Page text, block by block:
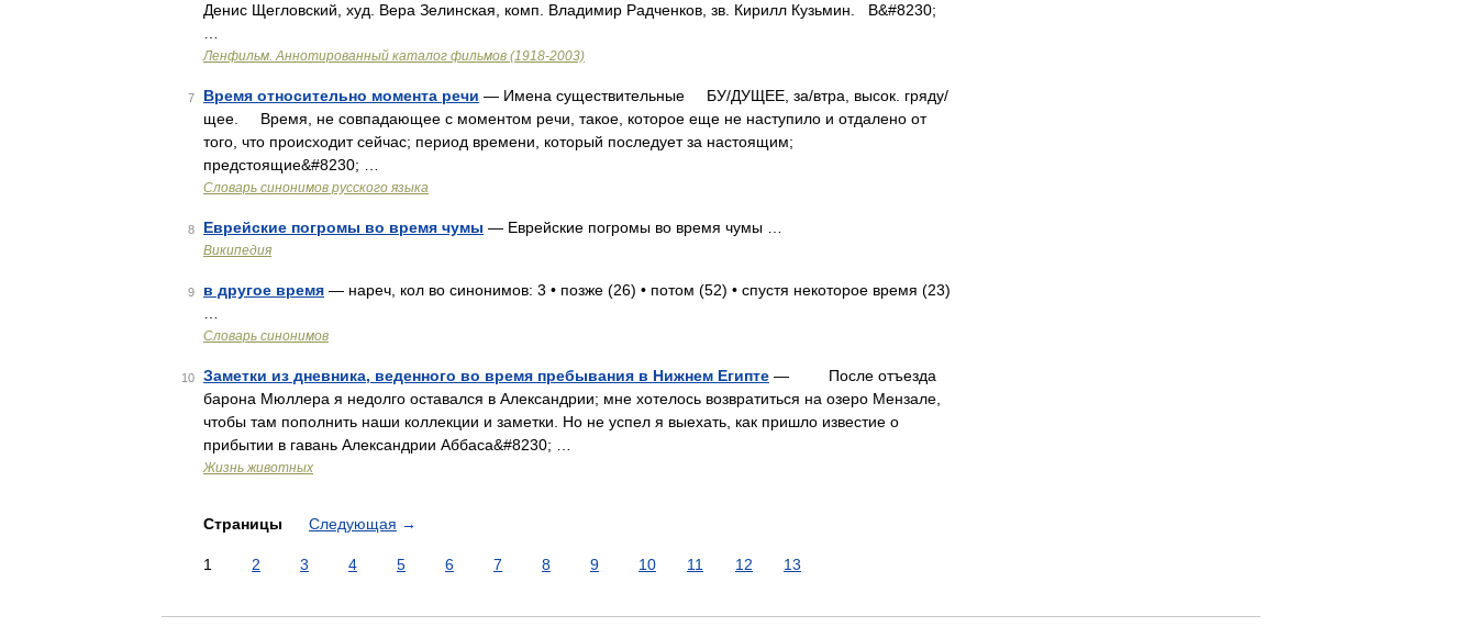
Денис Щегловский, худ. Вера Зелинская, комп. Владимир Радченков, зв. Кирилл Кузьмин. В&#8230;
Ленфильм. Аннотированный каталог фильмов (1918-2003)
7 Время относительно момента речи — Имена существительные БУ/ДУЩЕЕ, за/втра, высок. гряду/
щее. Время, не совпадающее с моментом речи, такое, которое еще не наступило и отдалено от
того, что происходит сейчас; период времени, который последует за настоящим;
предстоящие&#8230; …
Словарь синонимов русского языка
8 Еврейские погромы во время чумы — Еврейские погромы во время чумы …
Википедия
9 в другое время — нареч, кол во синонимов: 3 • позже (26) • потом (52) • спустя некоторое время (23)
Словарь синонимов
10 Заметки из дневника, веденного во время пребывания в Нижнем Египте — После отъезда
барона Мюллера я недолго оставался в Александрии; мне хотелось возвратиться на озеро Мензале,
чтобы там пополнить наши коллекции и заметки. Но не успел я выехать, как пришло известие о
прибытии в гавань Александрии Аббаса&#8230; …
Жизнь животных
Страницы Следующая →
1 2 3 4 5 6 7 8 9 10 11 12 13